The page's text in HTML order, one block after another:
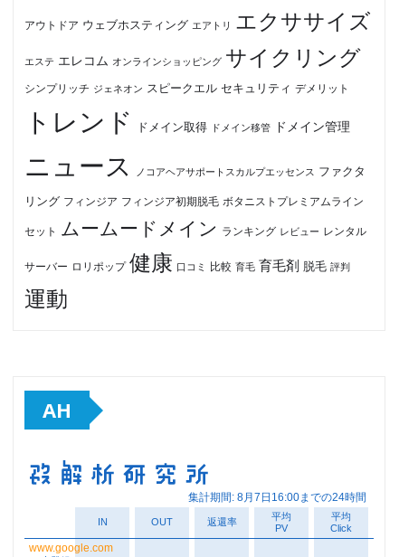
アウトドア ウェブホスティング エアトリ エクササイズ
エステ エレコム オンラインショッピング サイクリング
シンプリッチ ジェネオン スピークエル セキュリティ デメリット
トレンド ドメイン取得 ドメイン移管 ドメイン管理
ニュース ノコアヘアサポートスカルプエッセンス ファクタ
リング フィンジア フィンジア初期脱毛 ボタニストプレミアムライン
セット ムームードメイン ランキング レビュー レンタル
サーバー ロリポップ 健康 口コミ 比較 育毛 育毛剤 脱毛 評判
運動
AH